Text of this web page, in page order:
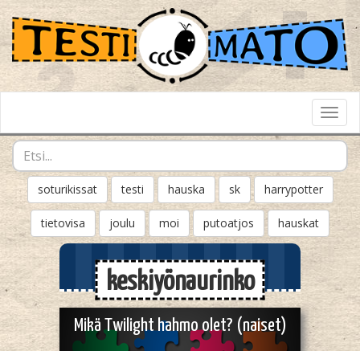
soturikissat testi hauska sk harrypotter
tietovisa joulu moi putoatjos hauskat
keskiyönaurinko
Mikä Twilight hahmo olet? (naiset)